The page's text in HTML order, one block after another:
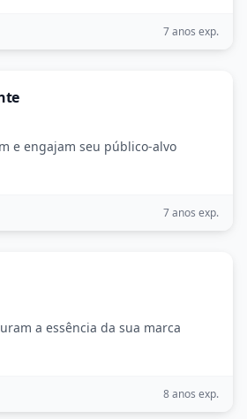
7 anos exp.
e engajam seu público-alvo
7 anos exp.
a essência da sua marca
8 anos exp.